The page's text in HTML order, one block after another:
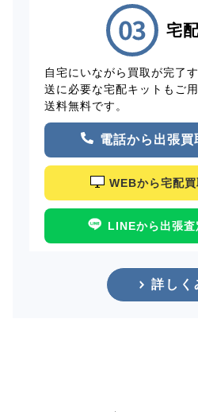
宅
自宅にいながら買取が完了
送に必要な宅配キットもご
送料無料です。
電話から出張買
WEBから宅配
LINEから出張
詳しく